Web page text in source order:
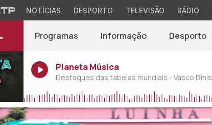
NOTÍCIAS DESPORTO TELEVISÃO RÁDIO
Programas Informação Desporto
Planeta Música
Destaques das tabelas mundiais - Vasco Dinis